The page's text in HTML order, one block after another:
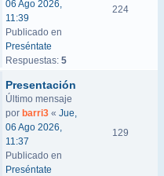
06 Ago 2026,
11:39
Publicado en
Preséntate
Respuestas: 5
224
Presentación
Último mensaje
por barri3 « Jue,
06 Ago 2026,
11:37
Publicado en
Preséntate
129